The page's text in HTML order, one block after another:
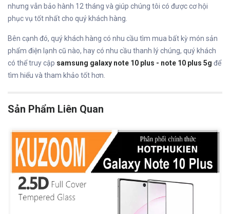
nhưng vẫn bảo hành 12 tháng và giúp chúng tôi có được cơ hội
phục vụ tốt nhất cho quý khách hàng.
Bên cạnh đó, quý khách hàng có nhu cầu tìm mua bất kỳ món sản
phẩm điện lạnh cũ nào, hay có nhu cầu thanh lý chúng, quý khách
có thể truy cập samsung galaxy note 10 plus - note 10 plus 5g để
tìm hiểu và tham khảo tốt hơn.
Sản Phẩm Liên Quan